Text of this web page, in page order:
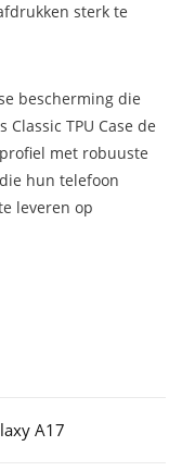
sterk te
bescherming die
TPU Case de
met robuuste
hun telefoon
leveren op
A17